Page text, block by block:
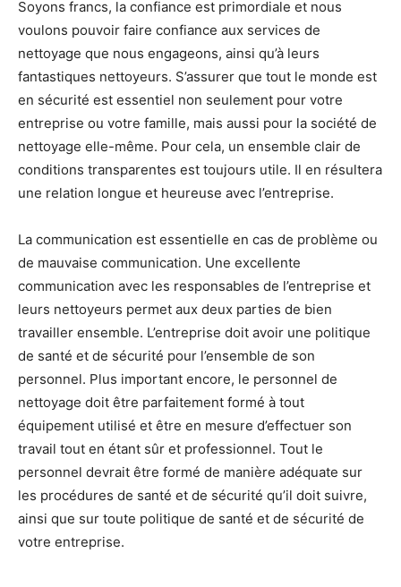
Soyons francs, la confiance est primordiale et nous
voulons pouvoir faire confiance aux services de
nettoyage que nous engageons, ainsi qu’à leurs
fantastiques nettoyeurs. S’assurer que tout le monde est
en sécurité est essentiel non seulement pour votre
entreprise ou votre famille, mais aussi pour la société de
nettoyage elle-même. Pour cela, un ensemble clair de
conditions transparentes est toujours utile. Il en résultera
une relation longue et heureuse avec l’entreprise.
La communication est essentielle en cas de problème ou
de mauvaise communication. Une excellente
communication avec les responsables de l’entreprise et
leurs nettoyeurs permet aux deux parties de bien
travailler ensemble. L’entreprise doit avoir une politique
de santé et de sécurité pour l’ensemble de son
personnel. Plus important encore, le personnel de
nettoyage doit être parfaitement formé à tout
équipement utilisé et être en mesure d’effectuer son
travail tout en étant sûr et professionnel. Tout le
personnel devrait être formé de manière adéquate sur
les procédures de santé et de sécurité qu’il doit suivre,
ainsi que sur toute politique de santé et de sécurité de
votre entreprise.